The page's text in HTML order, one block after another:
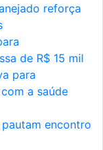
reforça
de R$ 15 mil
para
a saúde
encontro